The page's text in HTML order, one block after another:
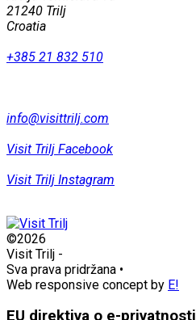
21240 Trilj
Croatia
+385 21 832 510
info@visittrilj.com
Visit Trilj Facebook
Visit Trilj Instagram
©2026
Visit Trilj -
Sva prava pridržana •
Web responsive concept by E!
EU direktiva o e-privatnosti